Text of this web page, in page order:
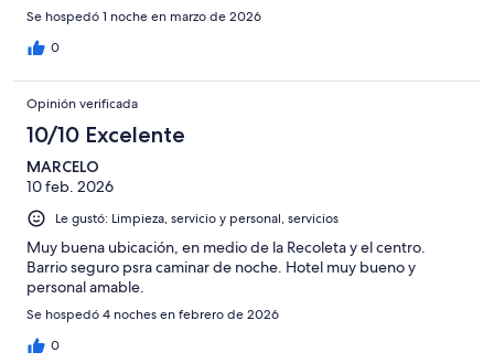
Se hospedó 1 noche en marzo de 2026
0
Opinión verificada
10/10 Excelente
MARCELO
10 feb. 2026
Le gustó: Limpieza, servicio y personal, servicios
Muy buena ubicación, en medio de la Recoleta y el centro.
Barrio seguro psra caminar de noche. Hotel muy bueno y
personal amable.
Se hospedó 4 noches en febrero de 2026
0